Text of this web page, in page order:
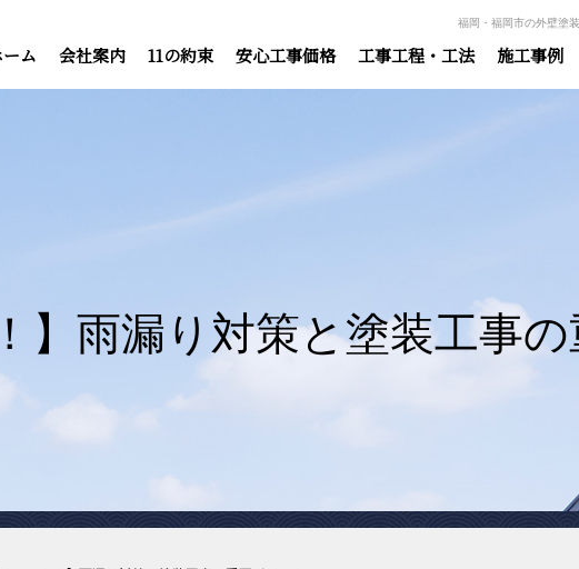
福岡・福岡市の外壁塗
ム 会社案内 11の約束 安心工事価格 工事工程・工法 施工事例
】雨漏り対策と塗装工事